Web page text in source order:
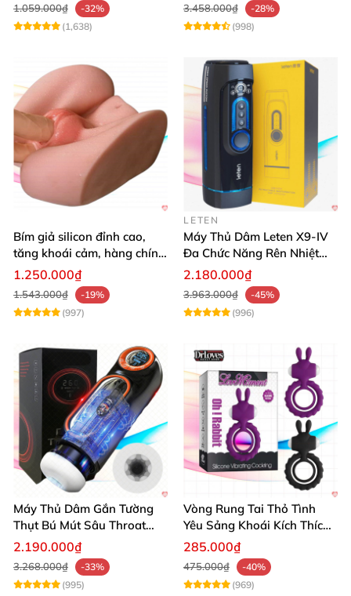
1.059.000₫
-32%
(1,638)
3.458.000₫
-28%
(998)
Bím giả silicon đỉnh cao,
tăng khoái cảm, hàng chính
hãng SHP1391
1.250.000₫
1.543.000₫
-19%
(997)
LETEN
Máy Thủ Dâm Leten X9-IV
Đa Chức Năng Rên Nhiệt
Bật Đỉnh
2.180.000₫
3.963.000₫
-45%
(996)
Máy Thủ Dâm Gắn Tường
Thụt Bú Mút Sâu Throat
Cao Cấp
2.190.000₫
3.268.000₫
-33%
(995)
Vòng Rung Tai Thỏ Tình
Yêu Sảng Khoái Kích Thích
Mạnh
285.000₫
475.000₫
-40%
(969)